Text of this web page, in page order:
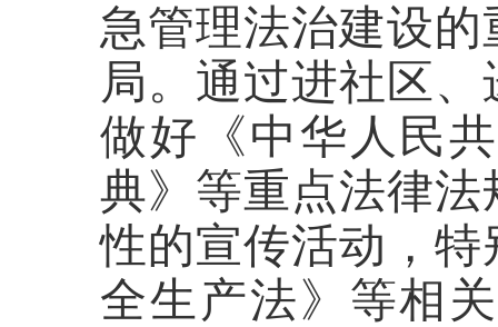
急管理法治建设
局。 通过进社区
做好《中华人民
典》等重点法律
性的宣传活动，
全生产法》等相